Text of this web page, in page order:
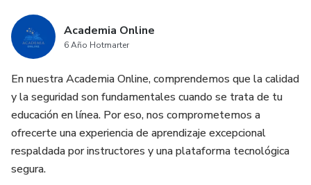
⏳ El portal se abre por poco tiempo. Si sientes el llamado,
no dudes.
🔴 Reclama tu poder ahora. 🔴
Academia Online
6 Año Hotmarter
En nuestra Academia Online, comprendemos que la calidad
y la seguridad son fundamentales cuando se trata de tu
educación en línea. Por eso, nos comprometemos a
ofrecerte una experiencia de aprendizaje excepcional
respaldada por instructores y una plataforma tecnológica
segura.